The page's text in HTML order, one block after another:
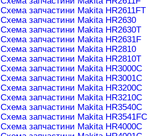
Схема запчастини Makita HR2611FT
Схема запчастини Makita HR2630
Схема запчастини Makita HR2630T
Схема запчастини Makita HR2631F
Схема запчастини Makita HR2810
Схема запчастини Makita HR2810T
Схема запчастини Makita HR3000C
Схема запчастини Makita HR3001C
Схема запчастини Makita HR3200C
Схема запчастини Makita HR3210C
Схема запчастини Makita HR3540C
Схема запчастини Makita HR3541FC
Схема запчастини Makita HR4000C